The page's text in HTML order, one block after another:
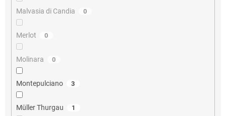
Malvasia di Candia 0
Merlot 0
Molinara 0
Montepulciano 3
Müller Thurgau 1